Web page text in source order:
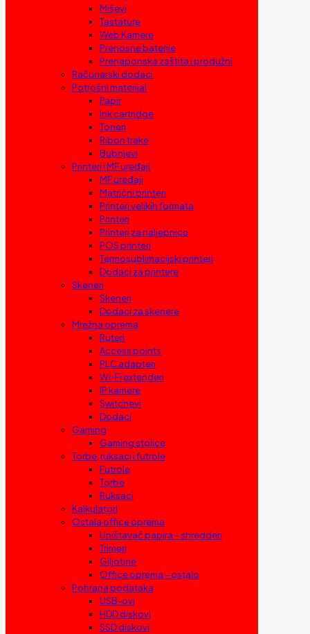
Miševi
Tastature
Web Kamere
Prenosne baterije
Prenaponska zaštita i produžni
Računarski dodaci
Potrošni materijal
Papir
Ink cartridge
Toneri
Ribon trake
Bubnjevi
Printeri i MF uređaji
MF uređaji
Matrični printeri
Printeri velikih formata
Printeri
Printeri za naljepnice
POS printeri
Termosublimacijski printeri
Dodaci za printere
Skeneri
Skeneri
Dodaci za skenere
Mrežna oprema
Ruteri
Access points
PLC adapteri
Wi-Fi extenderi
IP kamere
Switchevi
Dodaci
Gaming
Gaming stolice
Torbe, ruksaci i futrole
Futrole
Torbe
Ruksaci
Kalkulatori
Ostala office oprema
Uništavač papira – shredderi
Trimeri
Giljotine
Office oprema – ostalo
Pohrana podataka
USB-ovi
HDD diskovi
SSD diskovi